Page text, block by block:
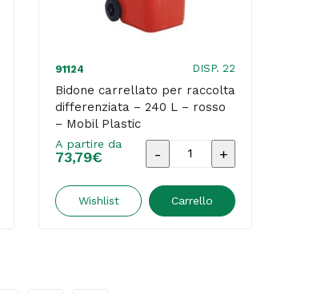
Plastic
quantità
91124 DISP. 22
Bidone carrellato per raccolta
differenziata – 240 L – rosso
– Mobil Plastic
A partire da
73,79€
Bidone
per
Wishlist Carrello